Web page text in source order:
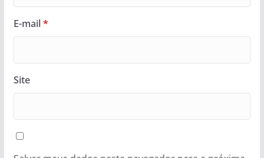
E-mail*
Site